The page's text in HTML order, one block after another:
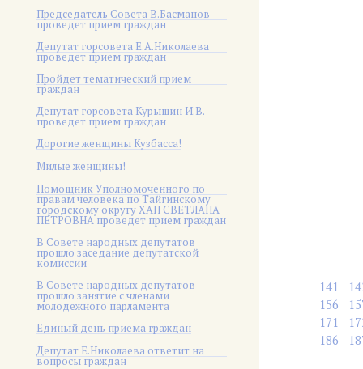
Председатель Совета В.Басманов
проведет прием граждан
Депутат горсовета Е.А.Николаева
проведет прием граждан
Пройдет тематический прием
граждан
Депутат горсовета Курышин И.В.
проведет прием граждан
Дорогие женщины Кузбасса!
Милые женщины!
Помощник Уполномоченного по
правам человека по Тайгинскому
городскому округу ХАН СВЕТЛАНА
ПЕТРОВНА проведет прием граждан
В Совете народных депутатов
прошло заседание депутатской
комиссии
В Совете народных депутатов
прошло занятие с членами
молодежного парламента
Единый день приема граждан
Депутат Е.Николаева ответит на
вопросы граждан
141
156
171
186